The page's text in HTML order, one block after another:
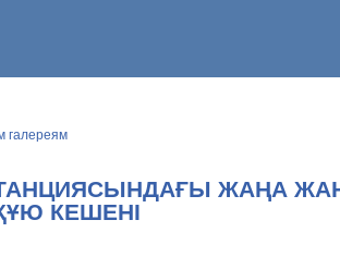
галереям
ЖАҢА
КЕШЕНІ